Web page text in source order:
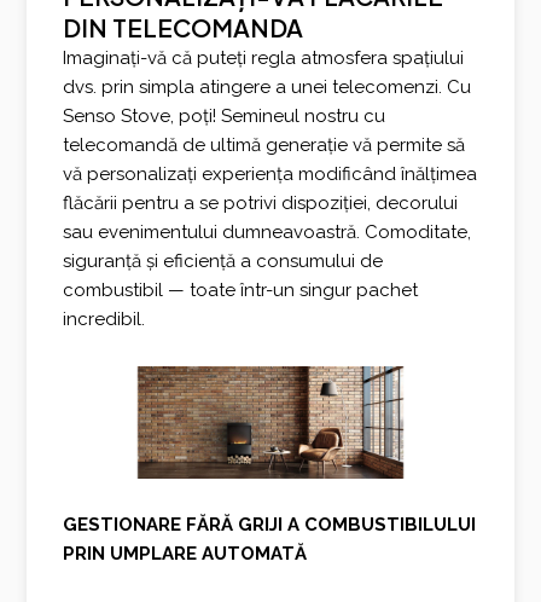
DIN TELECOMANDA
Imaginați-vă că puteți regla atmosfera spațiului
dvs. prin simpla atingere a unei telecomenzi. Cu
Senso Stove, poți! Semineul nostru cu
telecomandă de ultimă generație vă permite să
vă personalizați experiența modificând înălțimea
flăcării pentru a se potrivi dispoziției, decorului
sau evenimentului dumneavoastră. Comoditate,
siguranță și eficiență a consumului de
combustibil — toate într-un singur pachet
incredibil.
GESTIONARE FĂRĂ GRIJI A COMBUSTIBILULUI
PRIN UMPLARE AUTOMATĂ